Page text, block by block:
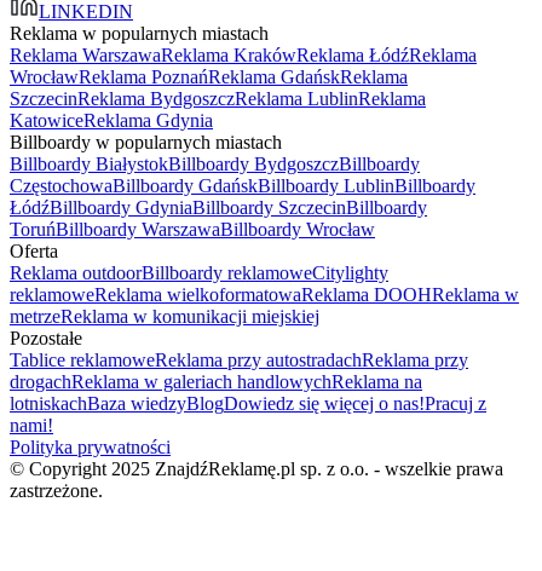
LINKEDIN
Reklama w popularnych miastach
Reklama WarszawaReklama KrakówReklama ŁódźReklama
WrocławReklama PoznańReklama GdańskReklama
SzczecinReklama BydgoszczReklama LublinReklama
KatowiceReklama Gdynia
Billboardy w popularnych miastach
Billboardy BiałystokBillboardy BydgoszczBillboardy
CzęstochowaBillboardy GdańskBillboardy LublinBillboardy
ŁódźBillboardy GdyniaBillboardy SzczecinBillboardy
ToruńBillboardy WarszawaBillboardy Wrocław
Oferta
Reklama outdoorBillboardy reklamoweCitylighty
reklamoweReklama wielkoformatowaReklama DOOHReklama w
metrzeReklama w komunikacji miejskiej
Pozostałe
Tablice reklamoweReklama przy autostradachReklama przy
drogachReklama w galeriach handlowychReklama na
lotniskachBaza wiedzyBlogDowiedz się więcej o nas!Pracuj z
nami!
Polityka prywatności
© Copyright 2025 ZnajdźReklamę.pl sp. z o.o. - wszelkie prawa
zastrzeżone.